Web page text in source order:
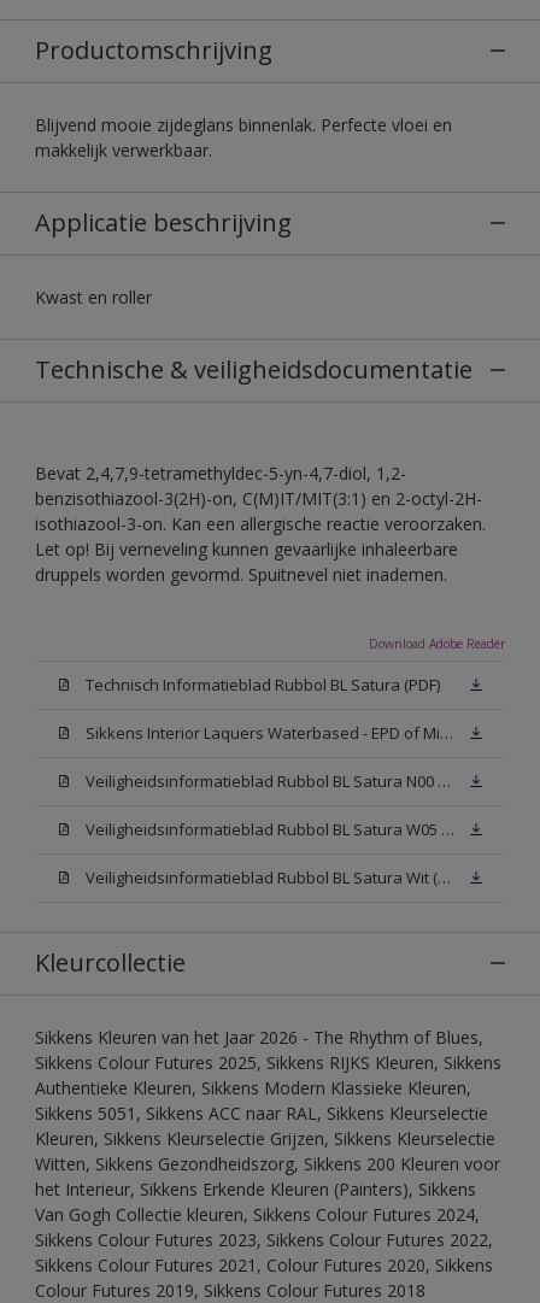
Productomschrijving
Blijvend mooie zijdeglans binnenlak. Perfecte vloei en
makkelijk verwerkbaar.
Applicatie beschrijving
Kwast en roller
Technische & veiligheidsdocumentatie
Bevat 2,4,7,9-tetramethyldec-5-yn-4,7-diol, 1,2-
benzisothiazool-3(2H)-on, C(M)IT/MIT(3:1) en 2-octyl-2H-
isothiazool-3-on. Kan een allergische reactie veroorzaken.
Let op! Bij verneveling kunnen gevaarlijke inhaleerbare
druppels worden gevormd. Spuitnevel niet inademen.
Download Adobe Reader
Technisch Informatieblad Rubbol BL Satura (PDF)
Sikkens Interior Laquers Waterbased - EPD of Milieuproductverklaring
Veiligheidsinformatieblad Rubbol BL Satura N00 (MSDS)
Veiligheidsinformatieblad Rubbol BL Satura W05 (MSDS)
Veiligheidsinformatieblad Rubbol BL Satura Wit (MSDS)
Kleurcollectie
Sikkens Kleuren van het Jaar 2026 - The Rhythm of Blues,
Sikkens Colour Futures 2025, Sikkens RIJKS Kleuren, Sikkens
Authentieke Kleuren, Sikkens Modern Klassieke Kleuren,
Sikkens 5051, Sikkens ACC naar RAL, Sikkens Kleurselectie
Kleuren, Sikkens Kleurselectie Grijzen, Sikkens Kleurselectie
Witten, Sikkens Gezondheidszorg, Sikkens 200 Kleuren voor
het Interieur, Sikkens Erkende Kleuren (Painters), Sikkens
Van Gogh Collectie kleuren, Sikkens Colour Futures 2024,
Sikkens Colour Futures 2023, Sikkens Colour Futures 2022,
Sikkens Colour Futures 2021, Colour Futures 2020, Sikkens
Colour Futures 2019, Sikkens Colour Futures 2018